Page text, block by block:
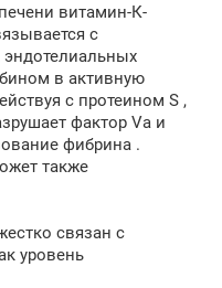
витамин-К-
с
в активную
с протеином S ,
фактор Va и
фибрина .
также
связан с
уровень